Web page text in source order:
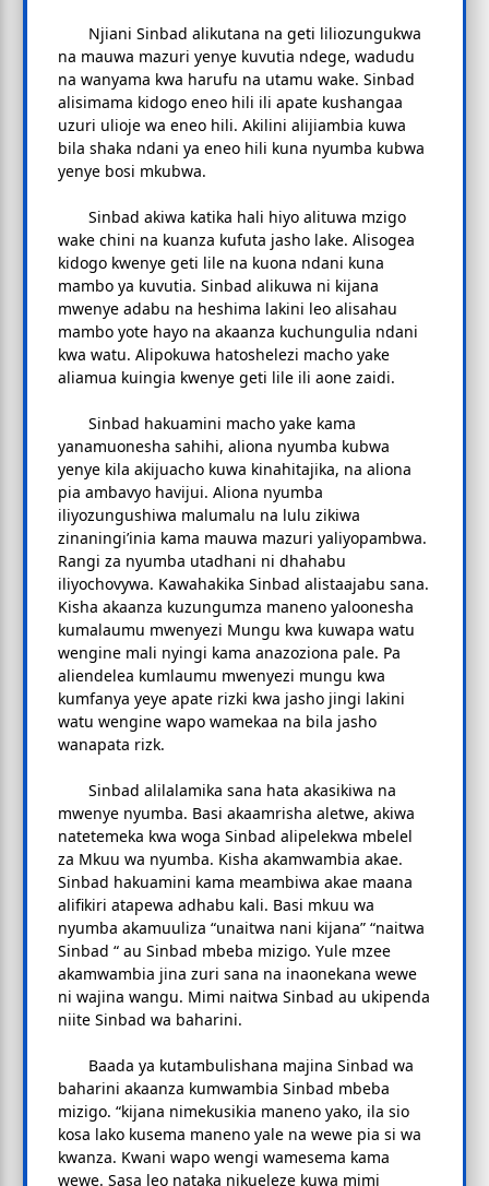
Njiani Sinbad alikutana na geti liliozungukwa
na mauwa mazuri yenye kuvutia ndege, wadudu
na wanyama kwa harufu na utamu wake. Sinbad
alisimama kidogo eneo hili ili apate kushangaa
uzuri ulioje wa eneo hili. Akilini alijiambia kuwa
bila shaka ndani ya eneo hili kuna nyumba kubwa
yenye bosi mkubwa.
Sinbad akiwa katika hali hiyo alituwa mzigo
wake chini na kuanza kufuta jasho lake. Alisogea
kidogo kwenye geti lile na kuona ndani kuna
mambo ya kuvutia. Sinbad alikuwa ni kijana
mwenye adabu na heshima lakini leo alisahau
mambo yote hayo na akaanza kuchungulia ndani
kwa watu. Alipokuwa hatoshelezi macho yake
aliamua kuingia kwenye geti lile ili aone zaidi.
Sinbad hakuamini macho yake kama
yanamuonesha sahihi, aliona nyumba kubwa
yenye kila akijuacho kuwa kinahitajika, na aliona
pia ambavyo havijui. Aliona nyumba
iliyozungushiwa malumalu na lulu zikiwa
zinaningi’inia kama mauwa mazuri yaliyopambwa.
Rangi za nyumba utadhani ni dhahabu
iliyochovywa. Kawahakika Sinbad alistaajabu sana.
Kisha akaanza kuzungumza maneno yaloonesha
kumalaumu mwenyezi Mungu kwa kuwapa watu
wengine mali nyingi kama anazoziona pale. Pa
aliendelea kumlaumu mwenyezi mungu kwa
kumfanya yeye apate rizki kwa jasho jingi lakini
watu wengine wapo wamekaa na bila jasho
wanapata rizk.
Sinbad alilalamika sana hata akasikiwa na
mwenye nyumba. Basi akaamrisha aletwe, akiwa
natetemeka kwa woga Sinbad alipelekwa mbelel
za Mkuu wa nyumba. Kisha akamwambia akae.
Sinbad hakuamini kama meambiwa akae maana
alifikiri atapewa adhabu kali. Basi mkuu wa
nyumba akamuuliza “unaitwa nani kijana” “naitwa
Sinbad “ au Sinbad mbeba mizigo. Yule mzee
akamwambia jina zuri sana na inaonekana wewe
ni wajina wangu. Mimi naitwa Sinbad au ukipenda
niite Sinbad wa baharini.
Baada ya kutambulishana majina Sinbad wa
baharini akaanza kumwambia Sinbad mbeba
mizigo. “kijana nimekusikia maneno yako, ila sio
kosa lako kusema maneno yale na wewe pia si wa
kwanza. Kwani wapo wengi wamesema kama
wewe. Sasa leo nataka nikueleze kuwa mimi